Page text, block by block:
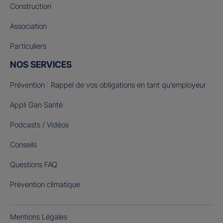
Construction
Association
Particuliers
NOS SERVICES
Prévention : Rappel de vos obligations en tant qu’employeur
Appli Gan Santé
Podcasts / Vidéos
Conseils
Questions FAQ
Prévention climatique
Mentions Légales